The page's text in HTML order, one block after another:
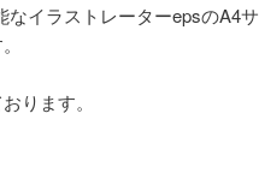
イラストレーターepsのA4サ
ります。